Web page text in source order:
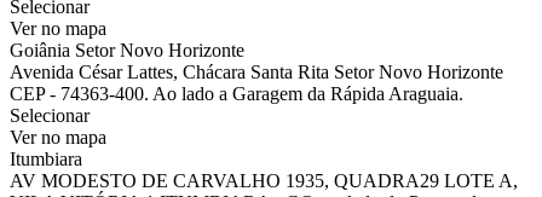
Selecionar
Ver no mapa
Goiânia Setor Novo Horizonte
Avenida César Lattes, Chácara Santa Rita Setor Novo Horizonte
CEP - 74363-400. Ao lado a Garagem da Rápida Araguaia.
Selecionar
Ver no mapa
Itumbiara
AV MODESTO DE CARVALHO 1935, QUADRA29 LOTE A,